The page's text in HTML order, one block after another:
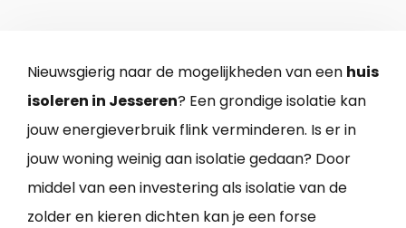
Nieuwsgierig naar de mogelijkheden van een huis
isoleren in Jesseren? Een grondige isolatie kan
jouw energieverbruik flink verminderen. Is er in
jouw woning weinig aan isolatie gedaan? Door
middel van een investering als isolatie van de
zolder en kieren dichten kan je een forse